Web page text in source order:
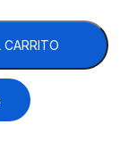
CARRITO